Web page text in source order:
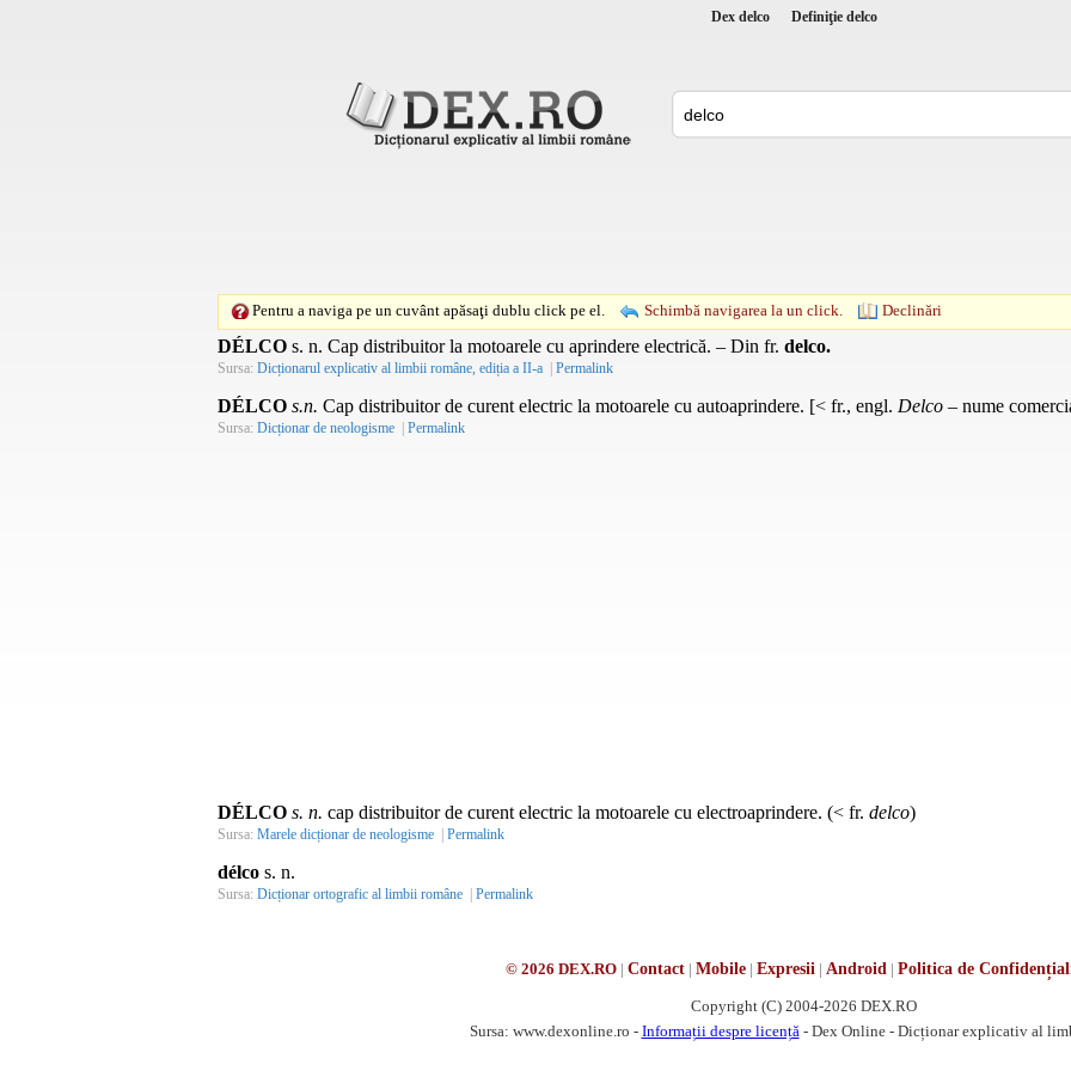
Dex delco Definiţie delco
Pentru a naviga pe un cuvânt apăsaţi dublu click pe el. Schimbă navigarea la un click. Declinări
DÉLCO s. n. Cap distribuitor la motoarele cu aprindere electrică. – Din fr. delco.
Sursa: Dicționarul explicativ al limbii române, ediția a II-a | Permalink
DÉLCO s.n. Cap distribuitor de curent electric la motoarele cu autoaprindere. [< fr., engl. Delco – nume
Sursa: Dicționar de neologisme | Permalink
DÉLCO s. n. cap distribuitor de curent electric la motoarele cu electroaprindere. (< fr. delco)
Sursa: Marele dicționar de neologisme | Permalink
délco s. n.
Sursa: Dicționar ortografic al limbii române | Permalink
© 2026 DEX.RO| Contact| Mobile| Expresii | Android | Politica de
Copyright (C) 2004-2026 DEX.RO
Sursa: www.dexonline.ro - Informații despre licență - Dex Online - Dicționar explicativ al